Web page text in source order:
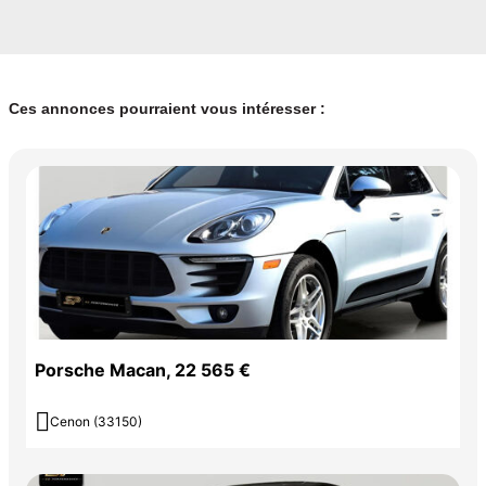
Ces annonces pourraient vous intéresser :
Porsche Macan, 22 565 €
 Cenon (33150)